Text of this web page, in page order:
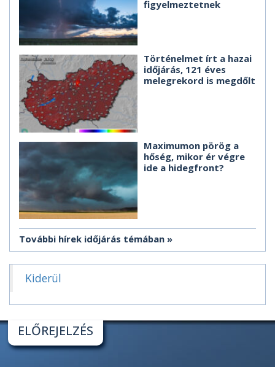
figyelmeztetnek
Történelmet írt a hazai
időjárás, 121 éves
melegrekord is megdőlt
Maximumon pörög a
hőség, mikor ér végre
ide a hidegfront?
További hírek időjárás témában
Kiderül
ELŐREJELZÉS